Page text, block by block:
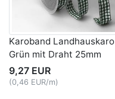
Karoband Landhauskaro
Grün mit Draht 25mm
9,27 EUR
(0,46 EUR/m)